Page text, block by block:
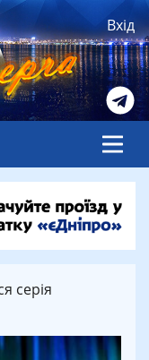
Вхід
серія